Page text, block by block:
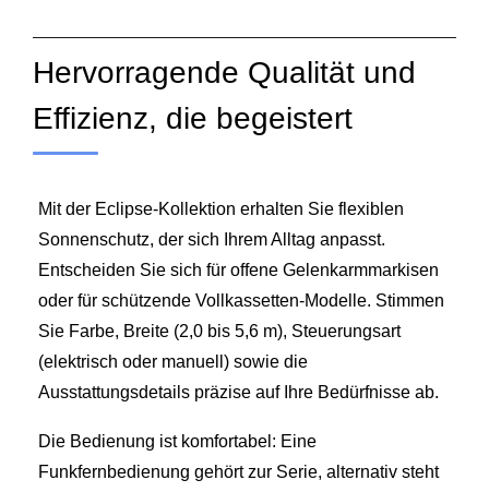
Hervorragende Qualität und
Effizienz, die begeistert
Mit der Eclipse‑Kollektion erhalten Sie flexiblen
Sonnenschutz, der sich Ihrem Alltag anpasst.
Entscheiden Sie sich für offene Gelenkarmmarkisen
oder für schützende Vollkassetten‑Modelle. Stimmen
Sie Farbe, Breite (2,0 bis 5,6 m), Steuerungsart
(elektrisch oder manuell) sowie die
Ausstattungsdetails präzise auf Ihre Bedürfnisse ab.
Die Bedienung ist komfortabel: Eine
Funkfernbedienung gehört zur Serie, alternativ steht